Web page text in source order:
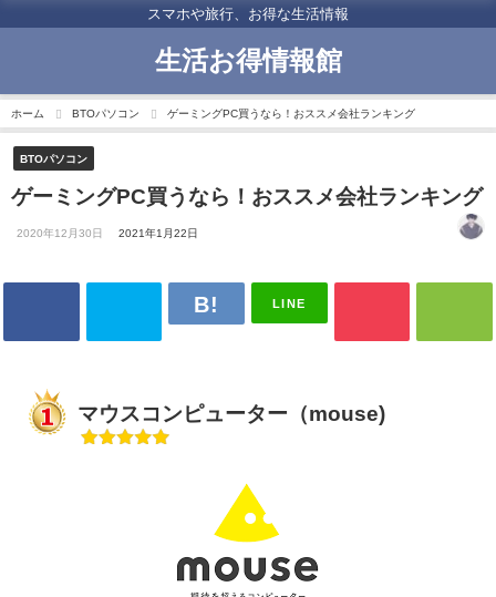
スマホや旅行、お得な生活情報
生活お得情報館
ホーム BTOパソコン ゲーミングPC買うなら！おススメ会社ランキング
BTOパソコン
ゲーミングPC買うなら！おススメ会社ランキング
2020年12月30日 2021年1月22日
LINE
マウスコンピューター（mouse)